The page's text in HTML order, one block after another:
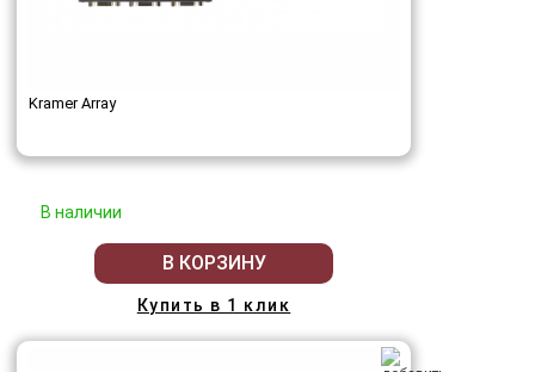
Kramer Array
В наличии
В КОРЗИНУ
Купить в 1 клик